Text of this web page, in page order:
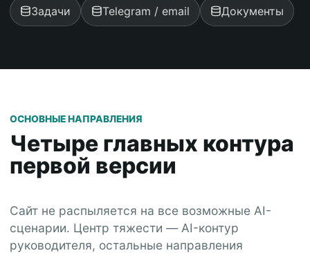
Задачи Telegram / email Документы
ОСНОВНЫЕ НАПРАВЛЕНИЯ
Четыре главных контура
первой версии
Сайт не распыляется на все возможные AI-
сценарии. Центр тяжести — AI-контур
руководителя, остальные направления